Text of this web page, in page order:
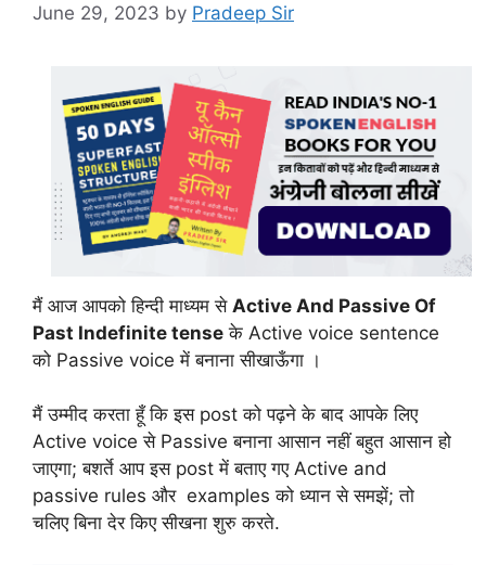
June 29, 2023 by Pradeep Sir
मैं आज आपको हिन्दी माध्यम से Active And Passive Of
Past Indefinite tense के Active voice sentence
को Passive voice में बनाना सीखाऊँगा ।
मैं उम्मीद करता हूँ कि इस post को पढ़ने के बाद आपके लिए
Active voice से Passive बनाना आसान नहीं बहुत आसान हो
जाएगा; बशर्ते आप इस post में बताए गए Active and
passive rules और examples को ध्यान से समझें; तो
चलिए बिना देर किए सीखना शुरु करते.